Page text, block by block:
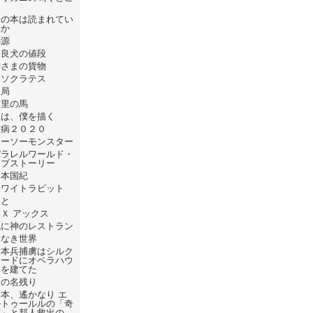
本は読まれてい
犬の値段
まの貨物
クラテス
の馬
、僕を描く
２０２０
ソーモンスター
レルワールド・
ストーリー
国紀
イトラビット
アックス
神のレストラン
き世界
兵捕虜はシルク
ドにオペラハウ
建てた
名残り
、遙かなり エ
ゥールルの「奇